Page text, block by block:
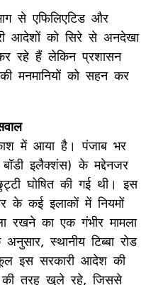
से एफिलिएटिड और
आदेशों को सिरे से अनदेखा
रहे हैं लेकिन प्रशासन
मनमानियों को सहन कर
में आया है। पंजाब भर
इलैक्शंस) के मद्देनजर
घोषित की गई थी। इस
के कई इलाकों में नियमों
का एक गंभीर मामला
स्थानीय टिब्बा रोड
इस सरकारी आदेश की
तरह खुले रहे, जिससे